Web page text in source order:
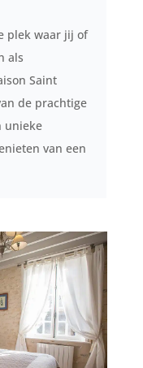
plek waar jij of
als
Saint
de prachtige
unieke
van een